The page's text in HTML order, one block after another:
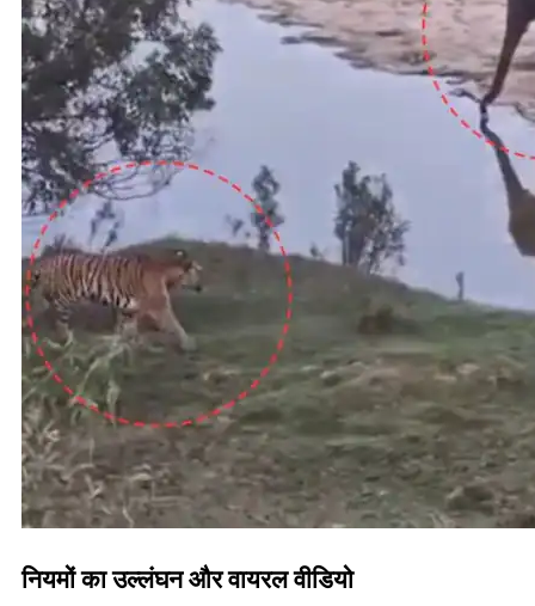
नियमों का उल्लंघन और वायरल वीडियो